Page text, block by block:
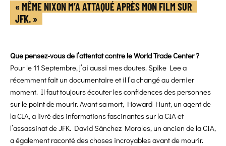
« MÊME NIXON M’A ATTAQUÉ APRÈS MON FILM SUR
JFK. »
Que pensez-vous de l’attentat contre le World Trade Center ?
Pour le 11 Septembre, j’ai aussi mes doutes. Spike Lee a
récemment fait un documentaire et il l’a changé au dernier
moment. Il faut toujours écouter les confidences des personnes
sur le point de mourir. Avant sa mort, Howard Hunt, un agent de
la CIA, a livré des informations fascinantes sur la CIA et
l’assassinat de JFK. David Sánchez Morales, un ancien de la CIA,
a également raconté des choses incroyables avant de mourir.